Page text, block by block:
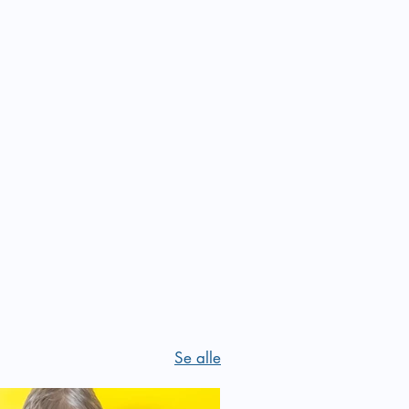
Se alle